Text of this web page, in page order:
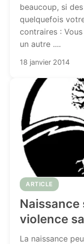
beaucoup, si
quelquefois
contraires :
un autre ....
18 janvier 2014
ARTICLE
Naissance
violence
La naissance